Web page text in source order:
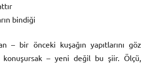
bindiği
– bir önceki kuşağın yapıtlarını göz
– yeni değil bu şiir. Ölçü,